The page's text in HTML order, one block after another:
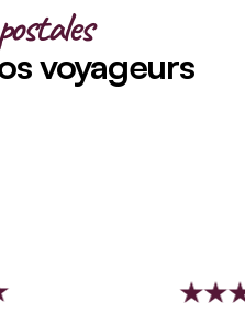
voyageurs